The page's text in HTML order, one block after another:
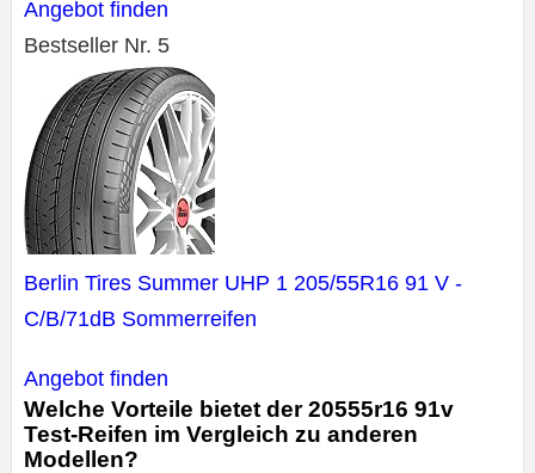
Angebot finden
Bestseller Nr. 5
Berlin Tires Summer UHP 1 205/55R16 91 V -
C/B/71dB Sommerreifen
Angebot finden
Welche Vorteile bietet der 20555r16 91v
Test-Reifen im Vergleich zu anderen
Modellen?